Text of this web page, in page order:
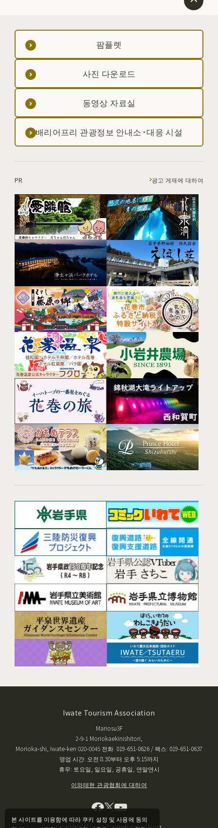
본 사이트를 이용함에 따라 쿠키 설정 및 사용에 동의
팜플렛
사진 다운로드
동영상 자료실
배리어프리 관광정보 안내소·대응 시설
PR 광고 게재에 대하여
Iwate Tourism Association
Mariosu3F
2-9-1 Moriokaekinishitori,
Morioka-shi, Iwate-ken 020-0045 전화: 019-651-0626 / 팩스: 019-651-0637
영업 시간: 오전 8:30부터 오후 5:15까지
휴무: 토요일, 일요일, 공휴일, 연말연시
이와테현 관광협회에 대하여
Copyright © Iwate Tourism Association